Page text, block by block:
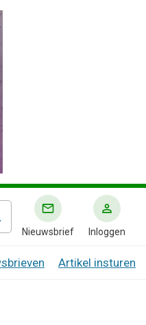
Nieuwsbrief Inloggen
Artikel insturen